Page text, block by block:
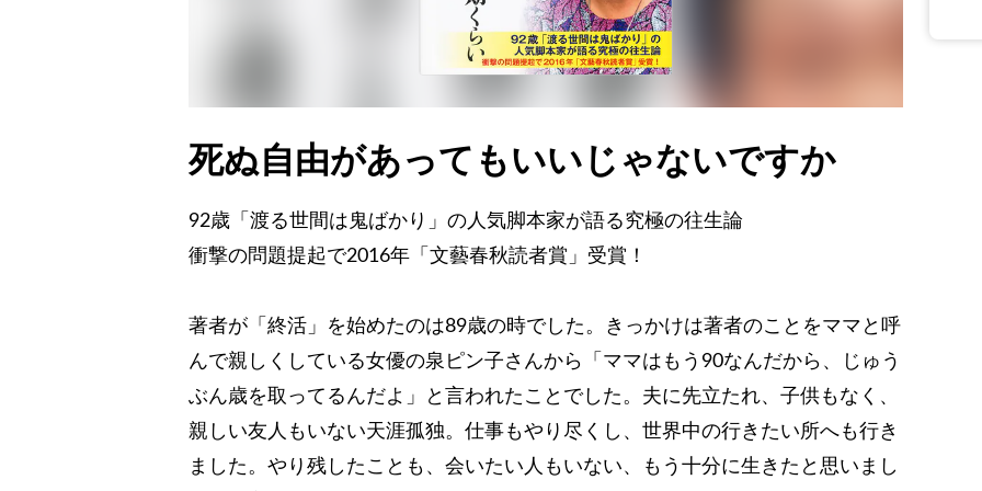
死ぬ自由があってもいいじゃないですか
92歳「渡る世間は鬼ばかり」の人気脚本家が語る究極の往生論
衝撃の問題提起で2016年「文藝春秋読者賞」受賞！
著者が「終活」を始めたのは89歳の時でした。きっかけは著者のことをママと呼
んで親しくしている女優の泉ピン子さんから「ママはもう90なんだから、じゅう
ぶん歳を取ってるんだよ」と言われたことでした。夫に先立たれ、子供もなく、
親しい友人もいない天涯孤独。仕事もやり尽くし、世界中の行きたい所へも行き
ました。やり残したことも、会いたい人もいない、もう十分に生きたと思いまし